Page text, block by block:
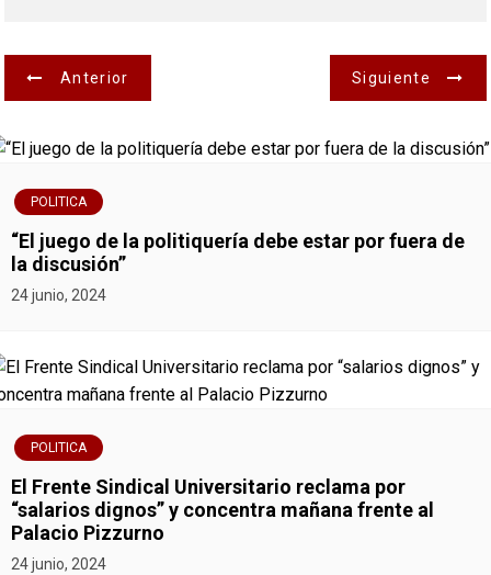
N
e
g
a
c
i
ó
n
d
Anterior Siguiente
POLITICA
“El juego de la politiquería debe estar por fuera de
la discusión”
24 junio, 2024
POLITICA
El Frente Sindical Universitario reclama por
“salarios dignos” y concentra mañana frente al
Palacio Pizzurno
24 junio, 2024